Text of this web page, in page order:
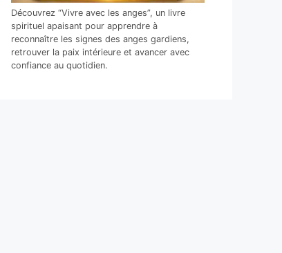
Découvrez “Vivre avec les anges”, un livre
spirituel apaisant pour apprendre à
reconnaître les signes des anges gardiens,
retrouver la paix intérieure et avancer avec
confiance au quotidien.